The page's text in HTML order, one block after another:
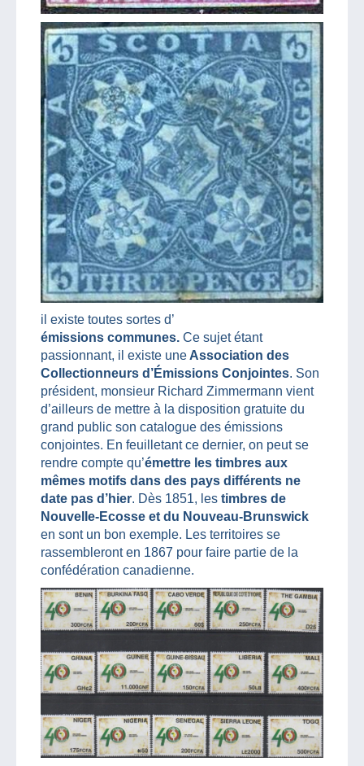
il existe toutes sortes d’
émissions communes. Ce sujet étant
passionnant, il existe une Association des
Collectionneurs d’Émissions Conjointes. Son
président, monsieur Richard Zimmermann vient
d’ailleurs de mettre à la disposition gratuite du
grand public son catalogue des émissions
conjointes. En feuilletant ce dernier, on peut se
rendre compte qu’émettre les timbres aux
mêmes motifs dans des pays différents ne
date pas d’hier. Dès 1851, les timbres de
Nouvelle-Ecosse et du Nouveau-Brunswick
en sont un bon exemple. Les territoires se
rassembleront en 1867 pour faire partie de la
confédération canadienne.